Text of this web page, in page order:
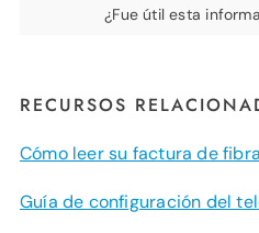
¿Fue útil esta
RECURSOS
Cómo leer su factura de
Guía de configuración del